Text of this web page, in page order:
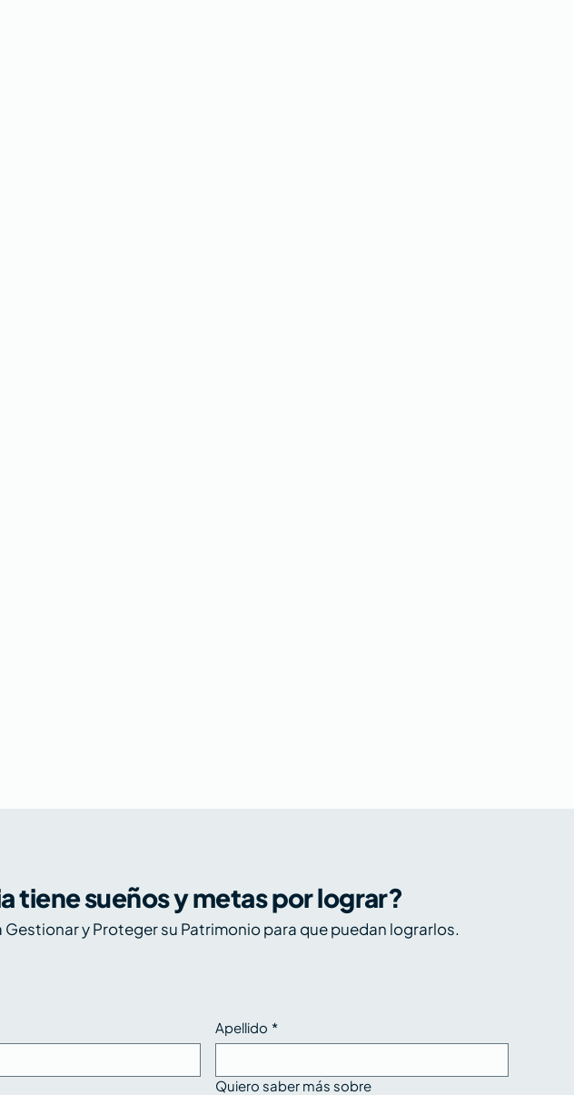
tiene sueños y metas por lograr?
Apellido *
Quiero saber más sobre
Gestionar y Proteger su Patrimonio para que puedan lograrlos.